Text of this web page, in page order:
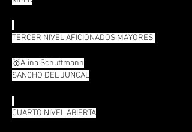
TERCER NIVEL AFICIONADOS MAYORES
🥇Alina Schuttmann
SANCHO DEL JUNCAL
CUARTO NIVEL ABIERTA